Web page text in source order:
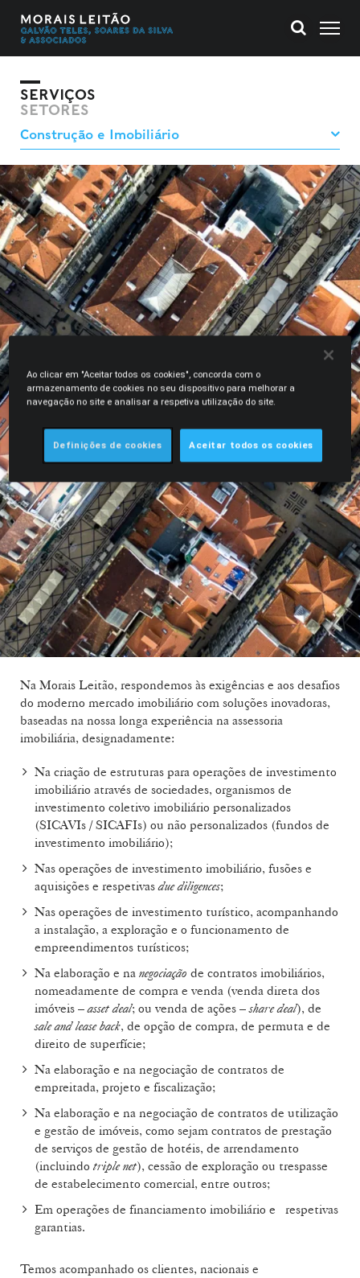
SERVIÇOS
SETORES
Na Morais Leitão, respondemos às exigências e aos desafios
do moderno mercado imobiliário com soluções inovadoras,
baseadas na nossa longa experiência na assessoria
imobiliária, designadamente:
Na criação de estruturas para operações de investimento
imobiliário através de sociedades, organismos de
investimento coletivo imobiliário personalizados
(SICAVIs / SICAFIs) ou não personalizados (fundos de
investimento imobiliário);
Nas operações de investimento imobiliário, fusões e
aquisições e respetivasdue diligences;
Nas operações de investimento turístico, acompanhando
a instalação, a exploração e o funcionamento de
empreendimentos turísticos;
Na elaboração e na negociação de contratos imobiliários,
nomeadamente de compra e venda (venda direta dos
imóveis –asset deal; ou venda de ações –share deal), de
sale and lease back, de opção de compra, de permuta e de
direito de superfície;
Na elaboração e na negociação de contratos de
empreitada, projeto e fiscalização;
Na elaboração e na negociação de contratos de utilização
e gestão de imóveis, como sejam contratos de prestação
de serviços de gestão de hotéis, de arrendamento
(incluindo triple net), cessão de exploração ou trespasse
de estabelecimento comercial, entre outros;
Em operações de financiamento imobiliário e respetivas
garantias.
Temos acompanhado os clientes, nacionais e
Ao clicar em "Aceitar todos os cookies", concorda com o
armazenamento de cookies no seu dispositivo para melhorar a
navegação no site e analisar a respetiva utilização do site.
Definições de cookies Aceitar todos os cookies